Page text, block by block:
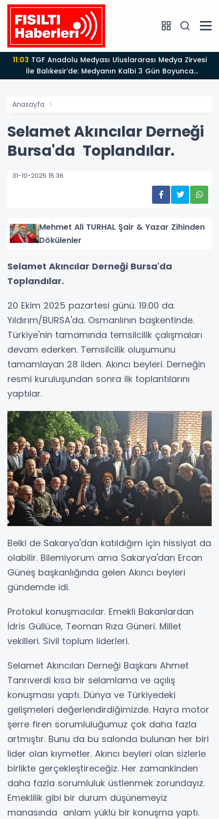
11:03
İle Balıkesir’de: Medyanın Kalbi 3 Gün Boyunca
Balıkesir'de Atacak
Anasayfa
Selamet Akıncılar Derneği
Bursa'da Toplandılar.
31-10-2025 15:36
Mehmet Ali TURHAL Şair & Yazar Zihinden
Dökülenler
Selamet Akıncılar Derneği Bursa'da
Toplandılar.
20 Ekim 2025 pazartesi günü. 19.00 da.
Yıldırım/BURSA'da. Osmanlının başkentinde.
Türkiye'nin tamamında temsilcilik çalışmaları
devam ederken. Temsilcilik oluşumunu
tamamlayan 28 ilden. Akıncı beyleri. Derneğin
resmi kuruluşundan sonra ilk toplantılarını
yaptılar.
Belki de Sakarya'dan katıldığım için hissiyat da
olabilir. Bilemiyorum ama Sakarya'dan Ercan
Güneş başkanlığında gelen Akıncı beyleri
gündemde idi.
Protokul konuşmacılar. Emekli Bakanlardan
İdris Güllüce, Teoman Rıza Güneri. Millet
vekilleri. Sivil toplum liderleri.
Selamet Akıncıları Derneği Başkanı Ahmet
Tanrıverdi kısa bir selamlama ve açılış
konuşması yaptı. Dünya ve Türkiyedeki
gelişmeleri değerlendirdiğimizde. Hayra motor
şerre firen sorumluluğumuz çok daha fazla
artmıştır. Bunu da bu salonda bulunan her biri
lider olan kıymetler. Akıncı beyleri olan sizlerle
birlikte gerçekleştireceğiz. Her zamankinden
daha fazla sorumluluk üstlenmek zorundayız.
Emeklilik gibi bir durum düşünemeyiz
manasında anlam yüklü bir konuşma yaptı.